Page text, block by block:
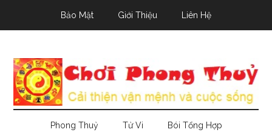
Bảo Mật Giới Thiệu Liên Hệ
Phong Thuỷ Tử Vi Bói Tổng Hợp